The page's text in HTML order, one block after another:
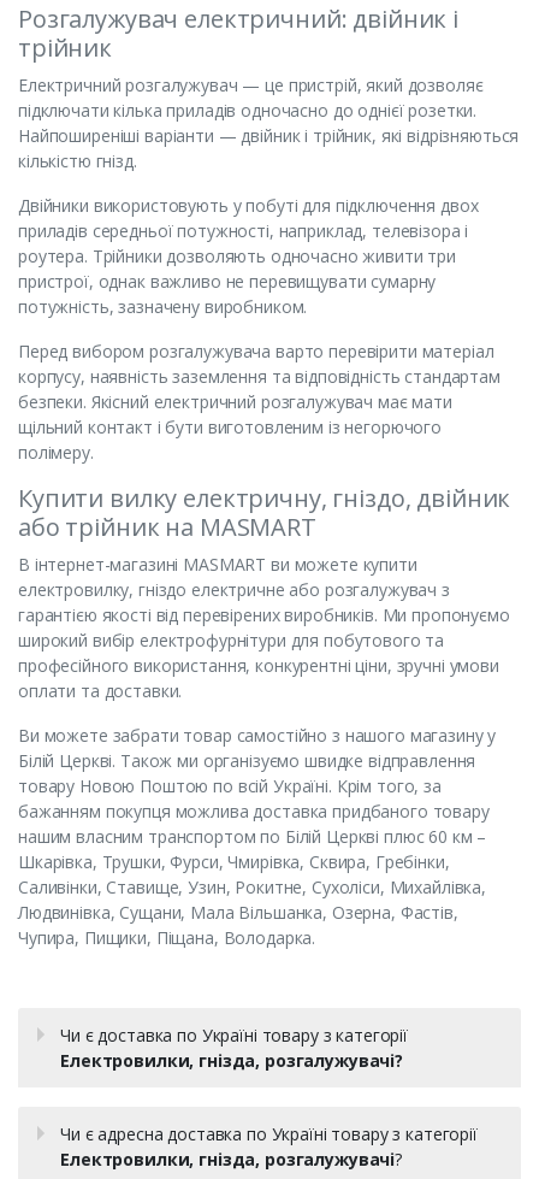
Розгалужувач електричний: двійник і
трійник
Електричний розгалужувач — це пристрій, який дозволяє
підключати кілька приладів одночасно до однієї розетки.
Найпоширеніші варіанти — двійник і трійник, які відрізняються
кількістю гнізд.
Двійники використовують у побуті для підключення двох
приладів середньої потужності, наприклад, телевізора і
роутера. Трійники дозволяють одночасно живити три
пристрої, однак важливо не перевищувати сумарну
потужність, зазначену виробником.
Перед вибором розгалужувача варто перевірити матеріал
корпусу, наявність заземлення та відповідність стандартам
безпеки. Якісний електричний розгалужувач має мати
щільний контакт і бути виготовленим із негорючого
полімеру.
Купити вилку електричну, гніздо, двійник
або трійник на MASMART
В інтернет-магазині MASMART ви можете купити
електровилку, гніздо електричне або розгалужувач з
гарантією якості від перевірених виробників. Ми пропонуємо
широкий вибір електрофурнітури для побутового та
професійного використання, конкурентні ціни, зручні умови
оплати та доставки.
Ви можете забрати товар самостійно з нашого магазину у
Білій Церкві. Також ми організуємо швидке відправлення
товару Новою Поштою по всій Україні. Крім того, за
бажанням покупця можлива доставка придбаного товару
нашим власним транспортом по Білій Церкві плюс 60 км –
Шкарівка, Трушки, Фурси, Чмирівка, Сквира, Гребінки,
Саливінки, Ставище, Узин, Рокитне, Сухоліси, Михайлівка,
Людвинівка, Сущани, Мала Вільшанка, Озерна, Фастів,
Чупира, Пищики, Піщана, Володарка.
Чи є доставка по Україні товару з категорії
Електровилки, гнізда, розгалужувачі?
Чи є адресна доставка по Україні товару з категорії
Електровилки, гнізда, розгалужувачі?